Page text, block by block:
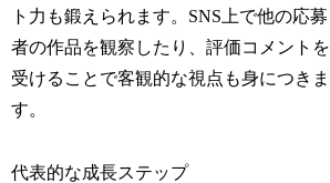
ト力も鍛えられます。SNS上で他の応募
者の作品を観察したり、評価コメントを
受けることで客観的な視点も身につきま
す。
代表的な成長ステップ